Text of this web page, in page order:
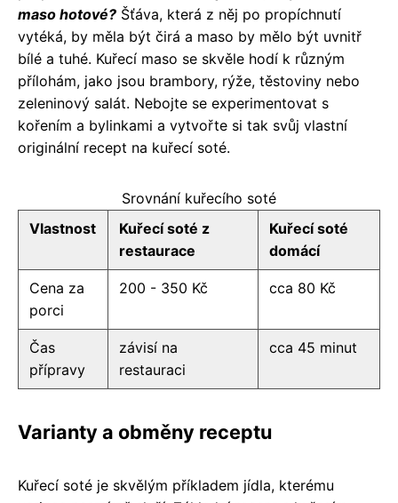
maso hotové? Šťáva, která z něj po propíchnutí
vytéká, by měla být čirá a maso by mělo být uvnitř
bílé a tuhé. Kuřecí maso se skvěle hodí k různým
přílohám, jako jsou brambory, rýže, těstoviny nebo
zeleninový salát. Nebojte se experimentovat s
kořením a bylinkami a vytvořte si tak svůj vlastní
originální recept na kuřecí soté.
Srovnání kuřecího soté
Vlastnost
Kuřecí soté z
restaurace
Kuřecí soté
domácí
Cena za
porci
200 - 350 Kč cca 80 Kč
Čas
přípravy
závisí na
restauraci
cca 45 minut
Varianty a obměny receptu
Kuřecí soté je skvělým příkladem jídla, kterému